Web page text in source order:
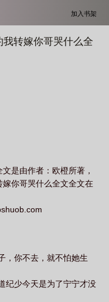
加入书架
转嫁你哥哭什么全
是由作者：欧橙所著，
你哥哭什么全文全文在
，你不去，就不怕她生
纪少今天是为了宁宁才没